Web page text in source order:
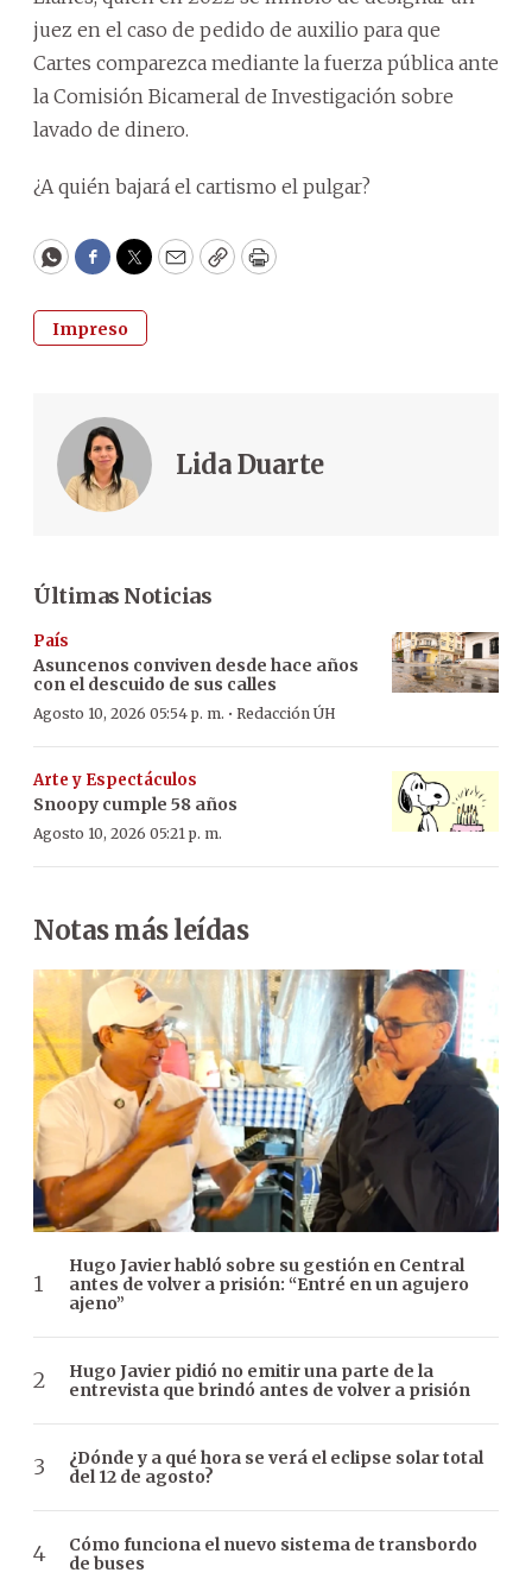
juez en el caso de pedido de auxilio para que
Cartes comparezca mediante la fuerza pública ante
la Comisión Bicameral de Investigación sobre
lavado de dinero.
¿A quién bajará el cartismo el pulgar?
WhatsApp
Facebook
Twitter
EmailCopyPrint
Impreso
Lida Duarte
Últimas Noticias
País
Asuncenos conviven desde hace años
con el descuido de sus calles
Agosto 10, 2026 05:54 p. m. · Redacción ÚH
Arte y Espectáculos
Snoopy cumple 58 años
Agosto 10, 2026 05:21 p. m.
Notas más leídas
Hugo Javier habló sobre su gestión en Central
antes de volver a prisión: “Entré en un agujero
ajeno”
Hugo Javier pidió no emitir una parte de la
entrevista que brindó antes de volver a prisión
¿Dónde y a qué hora se verá el eclipse solar total
del 12 de agosto?
Cómo funciona el nuevo sistema de transbordo
de buses